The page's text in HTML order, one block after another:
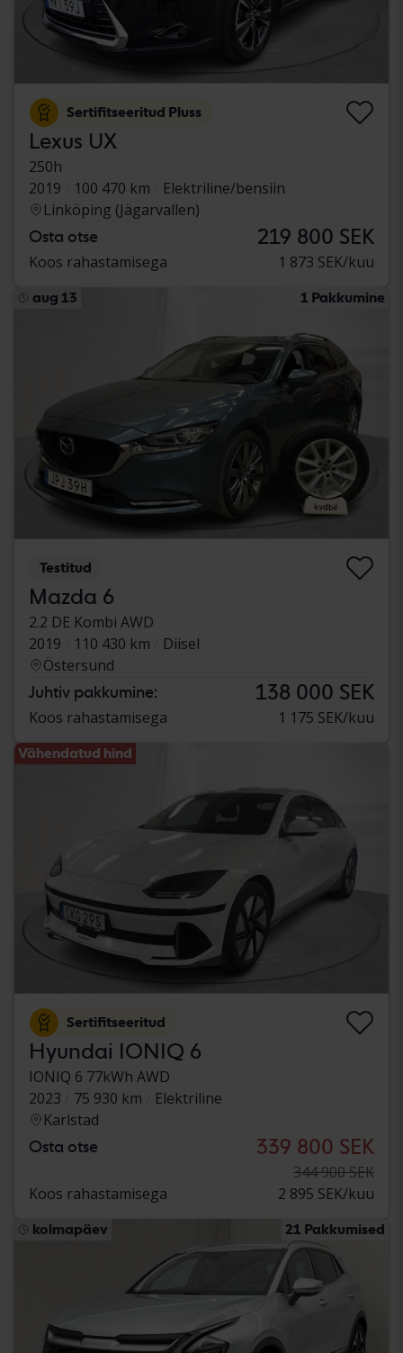
Sertifitseeritud Pluss
Lexus UX
250h
2019
100 470 km
Elektriline/bensiin
Linköping (Jägarvallen)
Osta otse 219 800 SEK
Koos rahastamisega 1 873 SEK/kuu
aug 13 1 Pakkumine
Testitud
Mazda 6
2.2 DE Kombi AWD
2019
110 430 km
Diisel
Östersund
Juhtiv pakkumine: 138 000 SEK
Koos rahastamisega 1 175 SEK/kuu
Vähendatud hind
Sertifitseeritud
Hyundai IONIQ 6
IONIQ 6 77kWh AWD
2023
75 930 km
Elektriline
Karlstad
Osta otse 339 800 SEK
344 900 SEK
Koos rahastamisega
2 895 SEK/kuu
kolmapäev 21 Pakkumised